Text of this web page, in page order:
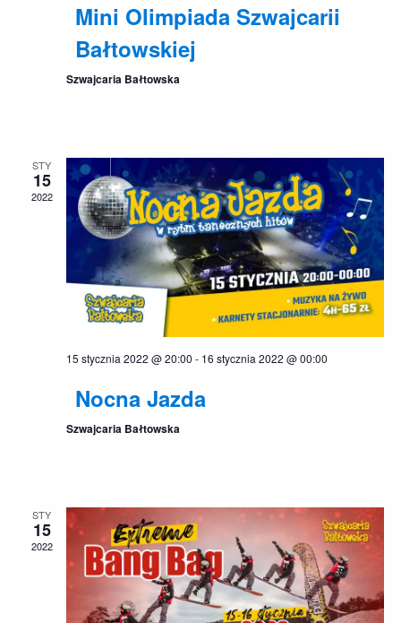
Mini Olimpiada Szwajcarii
Bałtowskiej
Szwajcaria Bałtowska
STY
15
2022
15 stycznia 2022 @ 20:00 - 16 stycznia 2022 @ 00:00
Nocna Jazda
Szwajcaria Bałtowska
STY
15
2022